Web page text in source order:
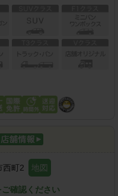
西町2 地図
確認ください